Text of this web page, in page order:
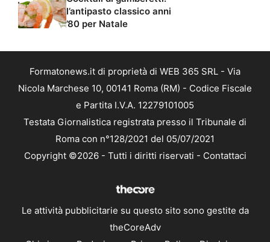
l’antipasto classico anni
’80 per Natale
Formatonews.it di proprietà di WEB 365 SRL - Via
Nicola Marchese 10, 00141 Roma (RM) - Codice Fiscale
e Partita I.V.A. 12279101005
Testata Giornalistica registrata presso il Tribunale di
Roma con n°128/2021 del 05/07/2021
Copyright ©2026 - Tutti i diritti riservati - Contattaci
Le attività pubblicitarie su questo sito sono gestite da
theCoreAdv